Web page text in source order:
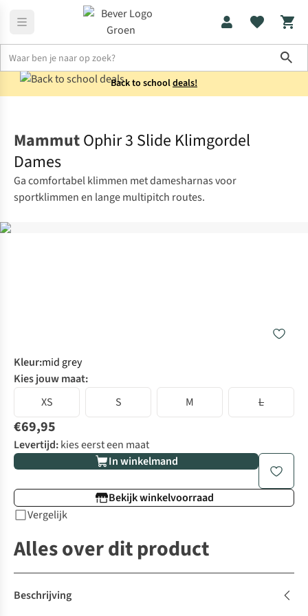
Back to schooldeals!
MammutOphir 3 Slide Klimgordel
Dames
Ga comfortabel klimmen met damesharnas voor
sportklimmen en lange multipitch routes.
Kleur:mid grey
Kies jouw maat:
XS
S M L
€69,95
Levertijd:kies eerst een maat
In winkelmand
Bekijk winkelvoorraad
Vergelijk
Alles over dit product
Beschrijving